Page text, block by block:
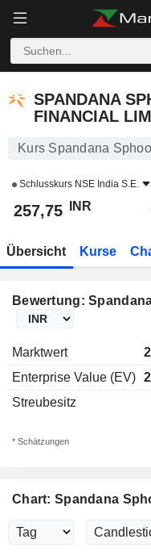
SPANDANA
FINANCIAL
Kurs Spandana
Schlusskurs NSE India S.E.
257,75 INR
Übersicht Kurse
Bewertung:
Marktwert
Enterprise Value (EV)
Streubesitz
* Schätzungen
Chart: Spandana